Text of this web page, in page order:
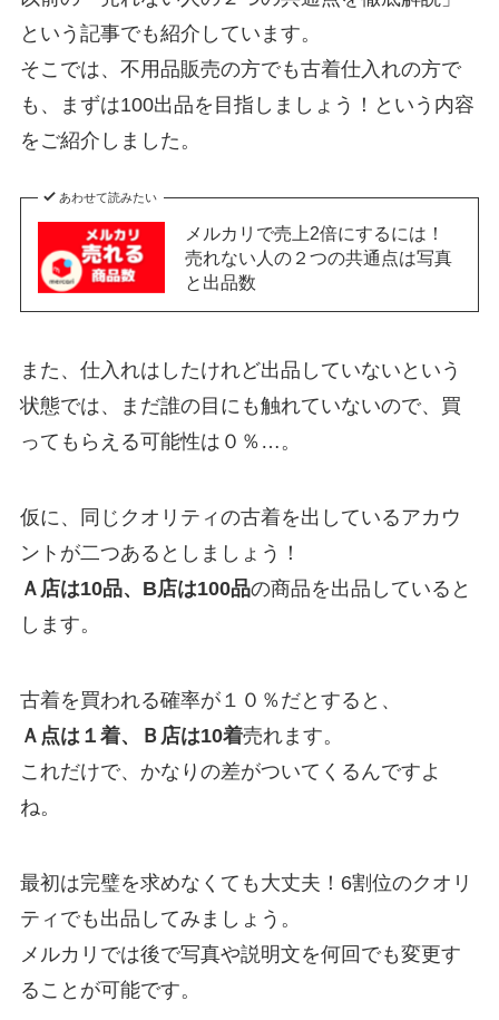
という記事でも紹介しています。
そこでは、不用品販売の方でも古着仕入れの方で
も、まずは100出品を目指しましょう！という内容
をご紹介しました。
あわせて読みたい
メルカリで売上2倍にするには！
売れない人の２つの共通点は写真
と出品数
また、仕入れはしたけれど出品していないという
状態では、まだ誰の目にも触れていないので、買
ってもらえる可能性は０％…。
仮に、同じクオリティの古着を出しているアカウ
ントが二つあるとしましょう！
Ａ店は10品、B店は100品の商品を出品していると
します。
古着を買われる確率が１０％だとすると、
Ａ点は１着、Ｂ店は10着売れます。
これだけで、かなりの差がついてくるんですよ
ね。
最初は完璧を求めなくても大丈夫！6割位のクオリ
ティでも出品してみましょう。
メルカリでは後で写真や説明文を何回でも変更す
ることが可能です。